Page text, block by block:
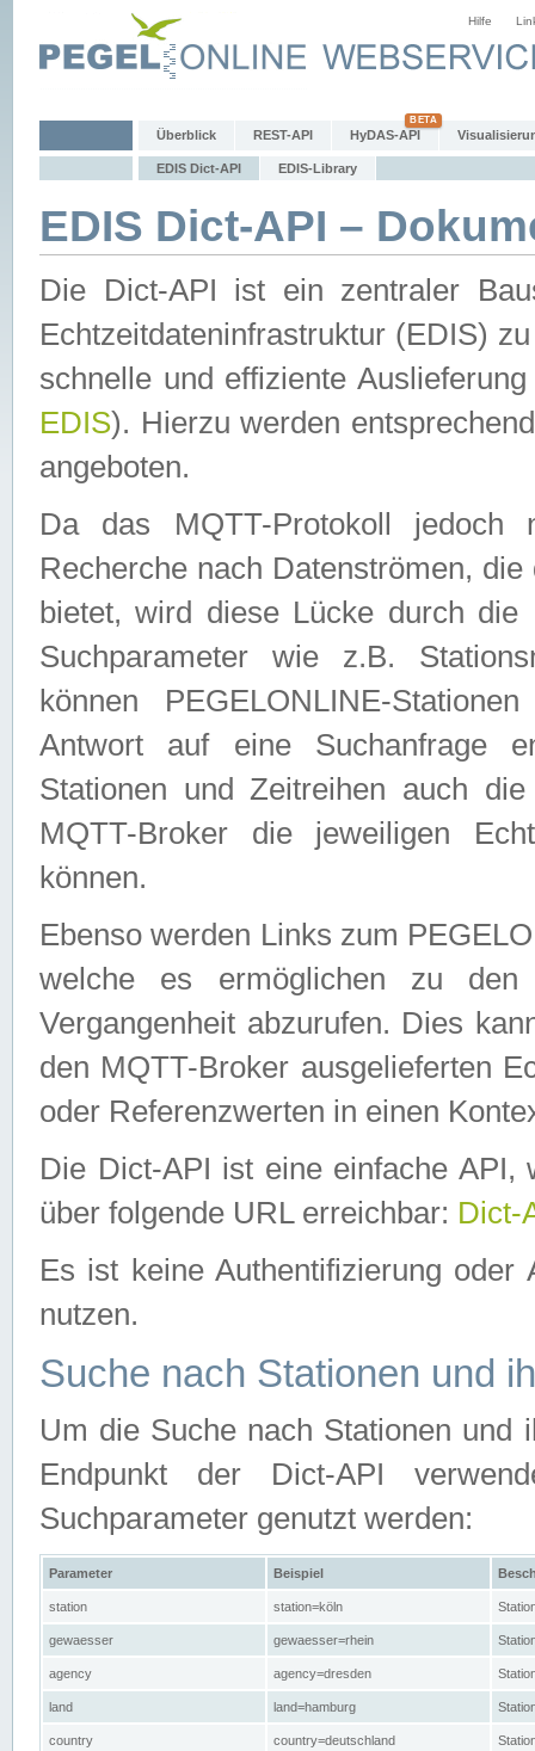
Hilfe
Überblick REST-API HyDAS-API
EDIS Dict-API EDIS-Library
EDIS Dict-API –
Die Dict-API ist ein zentraler
Echtzeitdateninfrastruktur (EDIS)
schnelle und effiziente
EDIS). Hierzu werden
angeboten.
Da das MQTT-Protokoll jedoch
Recherche nach Datenströmen,
bietet, wird diese Lücke durch die
Suchparameter wie z.B.
können PEGELONLINE-
Antwort auf eine Suchanfrage
Stationen und Zeitreihen auch
MQTT-Broker die jeweiligen
können.
Ebenso werden Links zum
welche es ermöglichen zu den
Vergangenheit abzurufen. Dies
den MQTT-Broker ausgelieferten
oder Referenzwerten in einen
Die Dict-API ist eine einfache API,
über folgende URL erreichbar: Dict-
Es ist keine Authentifizierung
nutzen.
Suche nach Stationen und
Um die Suche nach Stationen und
Endpunkt der Dict-API
Suchparameter genutzt werden:
Parameter Beispiel
station station=köln
gewaesser gewaesser=rhein
agency agency=dresden
land land=hamburg
country country=deutschland